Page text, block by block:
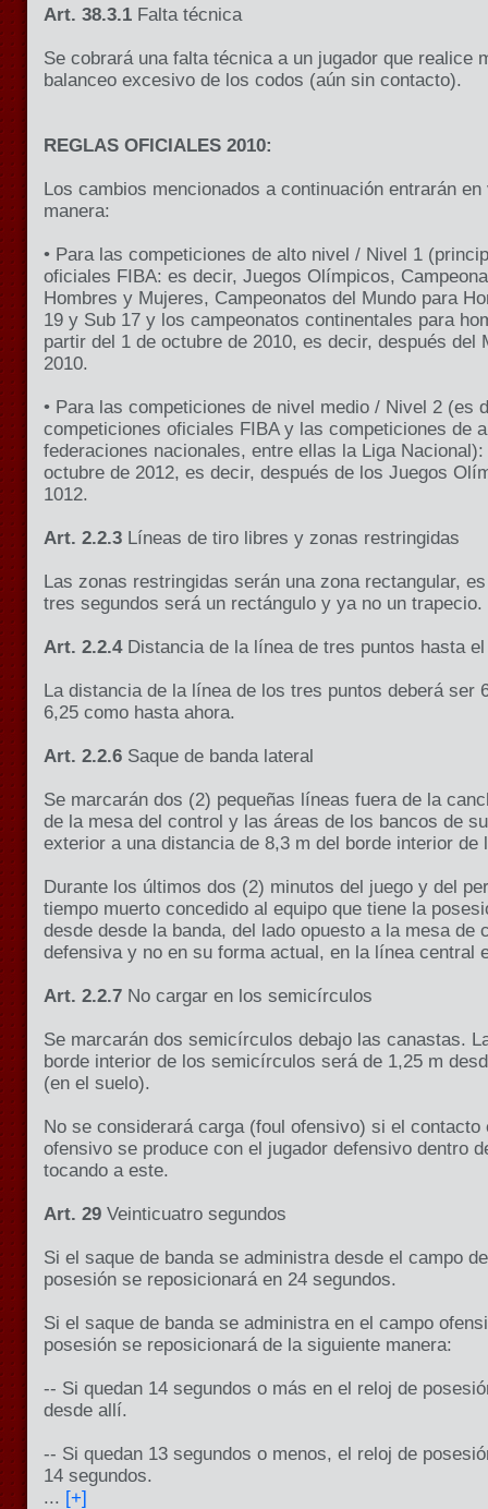
Art. 38.3.1 Falta técnica
Se cobrará una falta técnica a un jugador que realice
balanceo excesivo de los codos (aún sin contacto).
REGLAS OFICIALES 2010:
Los cambios mencionados a continuación entrarán
manera:
• Para las competiciones de alto nivel / Nivel 1
oficiales FIBA: es decir, Juegos Olímpicos,
Hombres y Mujeres, Campeonatos del Mundo para
19 y Sub 17 y los campeonatos continentales para
partir del 1 de octubre de 2010, es decir, después del
2010.
• Para las competiciones de nivel medio / Nivel 2 (es
competiciones oficiales FIBA y las competiciones de
federaciones nacionales, entre ellas la Liga Nacional):
octubre de 2012, es decir, después de los Juegos
1012.
Art. 2.2.3 Líneas de tiro libres y zonas restringidas
Las zonas restringidas serán una zona rectangular,
tres segundos será un rectángulo y ya no un trapecio.
Art. 2.2.4 Distancia de la línea de tres puntos hasta
La distancia de la línea de los tres puntos deberá ser
6,25 como hasta ahora.
Art. 2.2.6 Saque de banda lateral
Se marcarán dos (2) pequeñas líneas fuera de la
de la mesa del control y las áreas de los bancos de
exterior a una distancia de 8,3 m del borde interior de
Durante los últimos dos (2) minutos del juego y del
tiempo muerto concedido al equipo que tiene la
desde desde la banda, del lado opuesto a la mesa de
defensiva y no en su forma actual, en la línea central
Art. 2.2.7 No cargar en los semicírculos
Se marcarán dos semicírculos debajo las canastas.
borde interior de los semicírculos será de 1,25 m
(en el suelo).
No se considerará carga (foul ofensivo) si el contacto
ofensivo se produce con el jugador defensivo dentro
tocando a este.
Art. 29 Veinticuatro segundos
Si el saque de banda se administra desde el campo
posesión se reposicionará en 24 segundos.
Si el saque de banda se administra en el campo
posesión se reposicionará de la siguiente manera:
-- Si quedan 14 segundos o más en el reloj de
desde allí.
-- Si quedan 13 segundos o menos, el reloj de
14 segundos.
... [+]